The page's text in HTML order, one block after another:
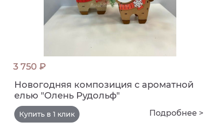
3 750 ₽
Новогодняя композиция с ароматной
елью "Олень Рудольф"
Купить в 1 клик Подробнее >